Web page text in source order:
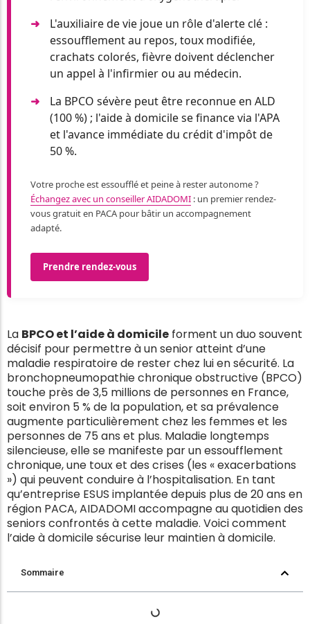
L'auxiliaire de vie joue un rôle d'alerte clé :
essoufflement au repos, toux modifiée,
crachats colorés, fièvre doivent déclencher
un appel à l'infirmier ou au médecin.
La BPCO sévère peut être reconnue en ALD
(100 %) ; l'aide à domicile se finance via l'APA
et l'avance immédiate du crédit d'impôt de
50 %.
Votre proche est essoufflé et peine à rester autonome ?
Échangez avec un conseiller AIDADOMI : un premier rendez-
vous gratuit en PACA pour bâtir un accompagnement
adapté.
Prendre rendez-vous
La BPCO et l’aide à domicile forment un duo souvent
décisif pour permettre à un senior atteint d’une
maladie respiratoire de rester chez lui en sécurité. La
bronchopneumopathie chronique obstructive (BPCO)
touche près de 3,5 millions de personnes en France,
soit environ 5 % de la population, et sa prévalence
augmente particulièrement chez les femmes et les
personnes de 75 ans et plus. Maladie longtemps
silencieuse, elle se manifeste par un essoufflement
chronique, une toux et des crises (les « exacerbations
») qui peuvent conduire à l’hospitalisation. En tant
qu’entreprise ESUS implantée depuis plus de 20 ans en
région PACA, AIDADOMI accompagne au quotidien des
seniors confrontés à cette maladie. Voici comment
l’aide à domicile sécurise leur maintien à domicile.
Sommaire